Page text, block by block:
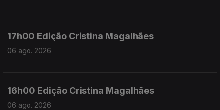
17h00 Edição Cristina Magalhães
06 ago. 2026
16h00 Edição Cristina Magalhães
06 ago. 2026